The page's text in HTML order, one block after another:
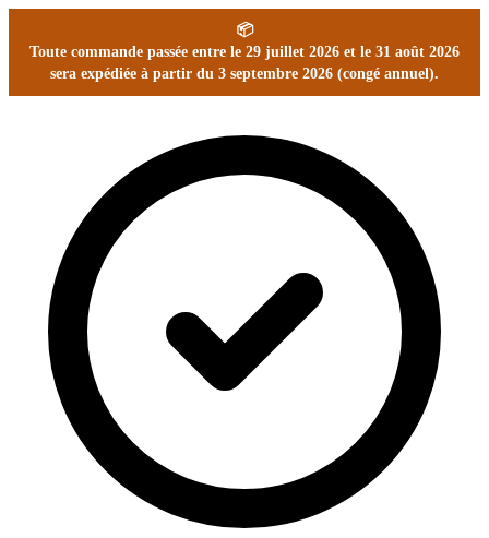
📦
Toute commande passée entre le 29 juillet 2026 et le 31 août 2026
sera expédiée à partir du 3 septembre 2026 (congé annuel).